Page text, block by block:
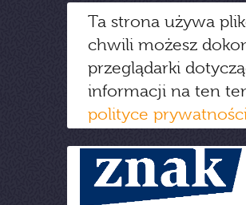
Ta strona używa
chwili możesz
przeglądarki
informacji na ten
polityce